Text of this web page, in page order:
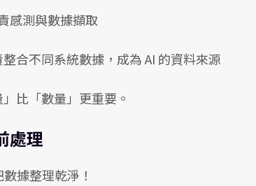
感測與數據擷取
合不同系統數據，成為 AI 的資料來源
比「數量」更重要。
處理
據整理乾淨！